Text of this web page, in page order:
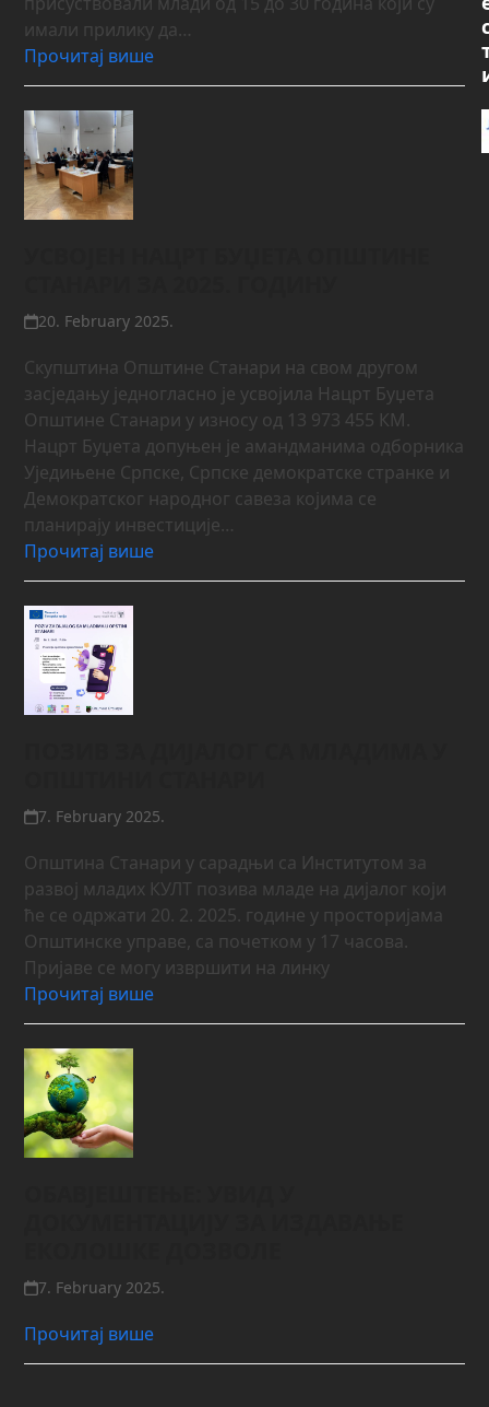
имали прилику да…
Прочитај више
20. February 2025.
Скупштина Општине Станари на свом другом
засједању једногласно је усвојила Нацрт Буџета
Општине Станари у износу од 13 973 455 КМ.
Нацрт Буџета допуњен је амандманима одборника
Уједињене Српске, Српске демократске странке и
Демократског народног савеза којима се
планирају инвестиције…
Прочитај више
7. February 2025.
Општина Станари у сарадњи са Институтом за
развој младих КУЛТ позива младе на дијалог који
ће се одржати 20. 2. 2025. године у просторијама
Општинске управе, са почетком у 17 часова.
Пријаве се могу извршити на линку
Прочитај више
7. February 2025.
Прочитај више